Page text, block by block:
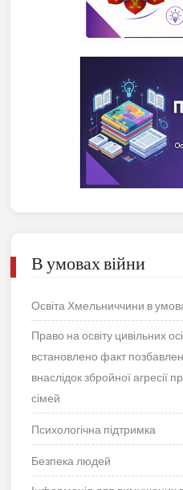
В умовах війни
Освіта Хмельниччини в
Право на освіту цивільних
встановлено факт
внаслідок збройної агресії
сімей
Психологічна підтримка
Безпека людей